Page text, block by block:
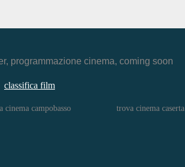
programmazione cinema, coming soon
classifica film
cinema campobasso trova cinema caserta